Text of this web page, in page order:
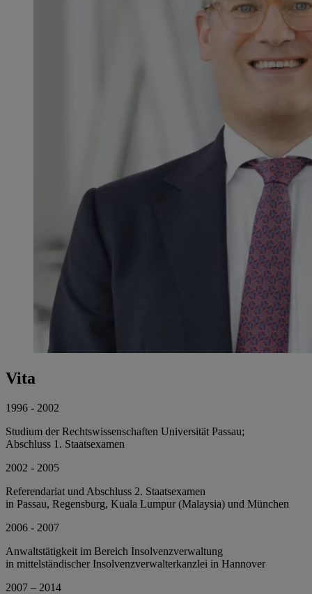
Vita
1996 - 2002
Studium der Rechtswissenschaften Universität Passau;
Abschluss 1. Staatsexamen
2002 - 2005
Referendariat und Abschluss 2. Staatsexamen
in Passau, Regensburg, Kuala Lumpur (Malaysia) und München
2006 - 2007
Anwaltstätigkeit im Bereich Insolvenzverwaltung
in mittelständischer Insolvenzverwalterkanzlei in Hannover
2007 – 2014